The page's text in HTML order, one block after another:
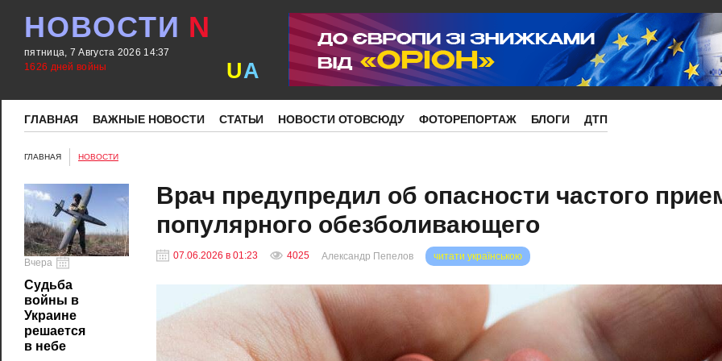
НОВОСТИ N
пятница, 7 Августа 2026 14:37
1626 дней войны
UA
ГЛАВНАЯ ВАЖНЫЕ НОВОСТИ СТАТЬИ НОВОСТИ ОТОВСЮДУ ФОТОРЕПОРТАЖ БЛОГИ ДТП
ГЛАВНАЯ НОВОСТИ
Вчера
Судьба
войны в
Украине
решается
в небе
Врач предупредил об опасности частого
популярного обезболивающего
07.06.2026 в 01:23 4025 читати українською
Александр Пепелов